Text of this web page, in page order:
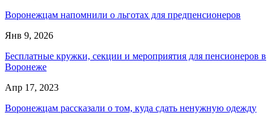
Воронежцам напомнили о льготах для предпенсионеров
Янв 9, 2026
Бесплатные кружки, секции и мероприятия для пенсионеров в
Воронеже
Апр 17, 2023
Воронежцам рассказали о том, куда сдать ненужную одежду